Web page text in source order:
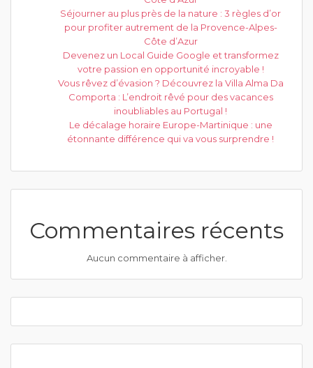
Séjourner au plus près de la nature : 3 règles d’or
pour profiter autrement de la Provence-Alpes-
Côte d’Azur
Devenez un Local Guide Google et transformez
votre passion en opportunité incroyable !
Vous rêvez d’évasion ? Découvrez la Villa Alma Da
Comporta : L’endroit rêvé pour des vacances
inoubliables au Portugal !
Le décalage horaire Europe-Martinique : une
étonnante différence qui va vous surprendre !
Commentaires récents
Aucun commentaire à afficher.